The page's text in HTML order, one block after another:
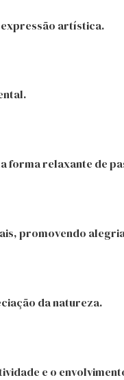
artística.
forma relaxante de
promovendo
da natureza.
e o